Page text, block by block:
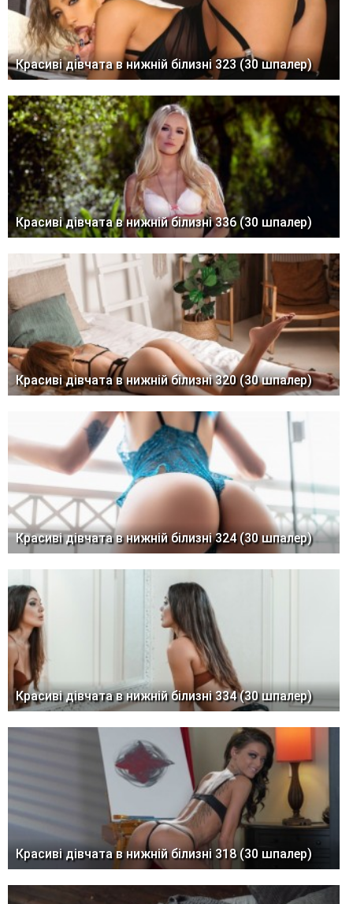
Красиві дівчата в нижній білизні 323 (30 шпалер)
Красиві дівчата в нижній білизні 336 (30 шпалер)
Красиві дівчата в нижній білизні 320 (30 шпалер)
Красиві дівчата в нижній білизні 324 (30 шпалер)
Красиві дівчата в нижній білизні 334 (30 шпалер)
Красиві дівчата в нижній білизні 318 (30 шпалер)